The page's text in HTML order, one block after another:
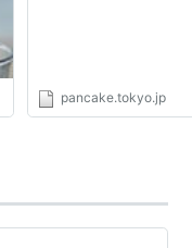
pancake.tokyo.jp